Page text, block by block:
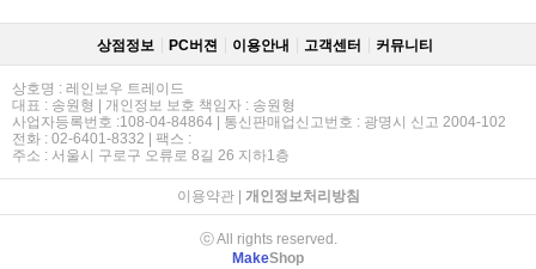
상점정보 PC버젼 이용안내 고객센터 커뮤니티
상호명 : 레인보우 트레이드
대표 : 송원형 | 개인정보 보호 책임자 : 송원형
사업자등록번호 :108-04-84864 | 통신판매업신고번호 : 광명시 신고 2004-102
전화 : 02-6401-8332 | 팩스 :
주소 : 서울시 구로구 오류로 8길 26 지하1층
이용약관| 개인정보처리방침
ⓒ All rights reserved.
MakeShop